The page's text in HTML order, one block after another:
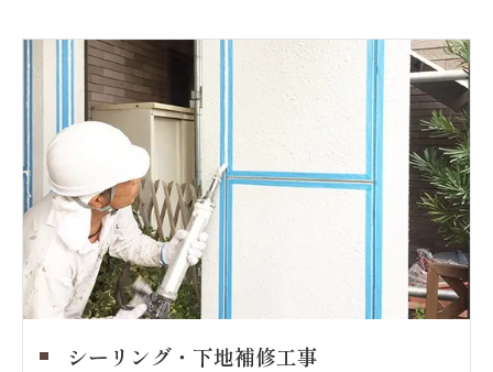
シーリング・下地補修工事